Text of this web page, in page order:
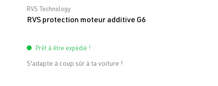
Note moyenne de 5 sur 5 étoiles
RVS Technology
RVS protection moteur additive G6
Prêt à être expédié !
S'adapte à coup sûr à ta voiture !